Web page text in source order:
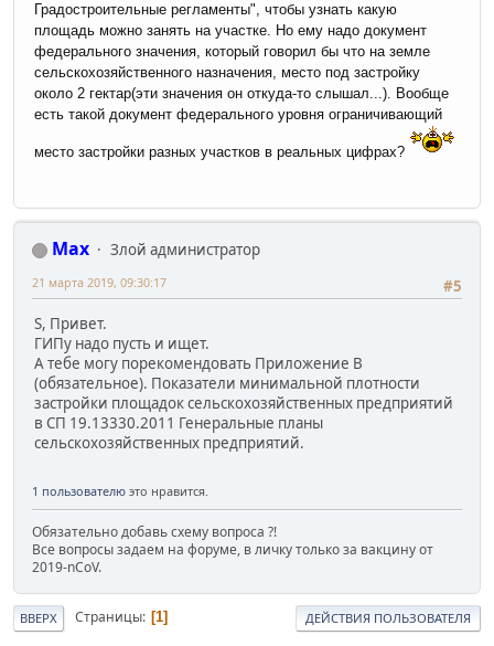
Градостроительные регламенты", чтобы узнать какую
площадь можно занять на участке. Но ему надо документ
федерального значения, который говорил бы что на земле
сельскохозяйственного назначения, место под застройку
около 2 гектар(эти значения он откуда-то слышал...). Вообще
есть такой документ федерального уровня ограничивающий
место застройки разных участков в реальных цифрах?
Max
Злой администратор
#5
21 марта 2019, 09:30:17
S, Привет.
ГИПу надо пусть и ищет.
А тебе могу порекомендовать Приложение В
(обязательное). Показатели минимальной плотности
застройки площадок сельскохозяйственных предприятий
в СП 19.13330.2011 Генеральные планы
сельскохозяйственных предприятий.
1 пользователю это нравится.
Обязательно добавь схему вопроса ?!
Все вопросы задаем на форуме, в личку только за вакцину от
2019-nCoV.
ВВЕРХ Страницы 1 ДЕЙСТВИЯ ПОЛЬЗОВАТЕЛЯ